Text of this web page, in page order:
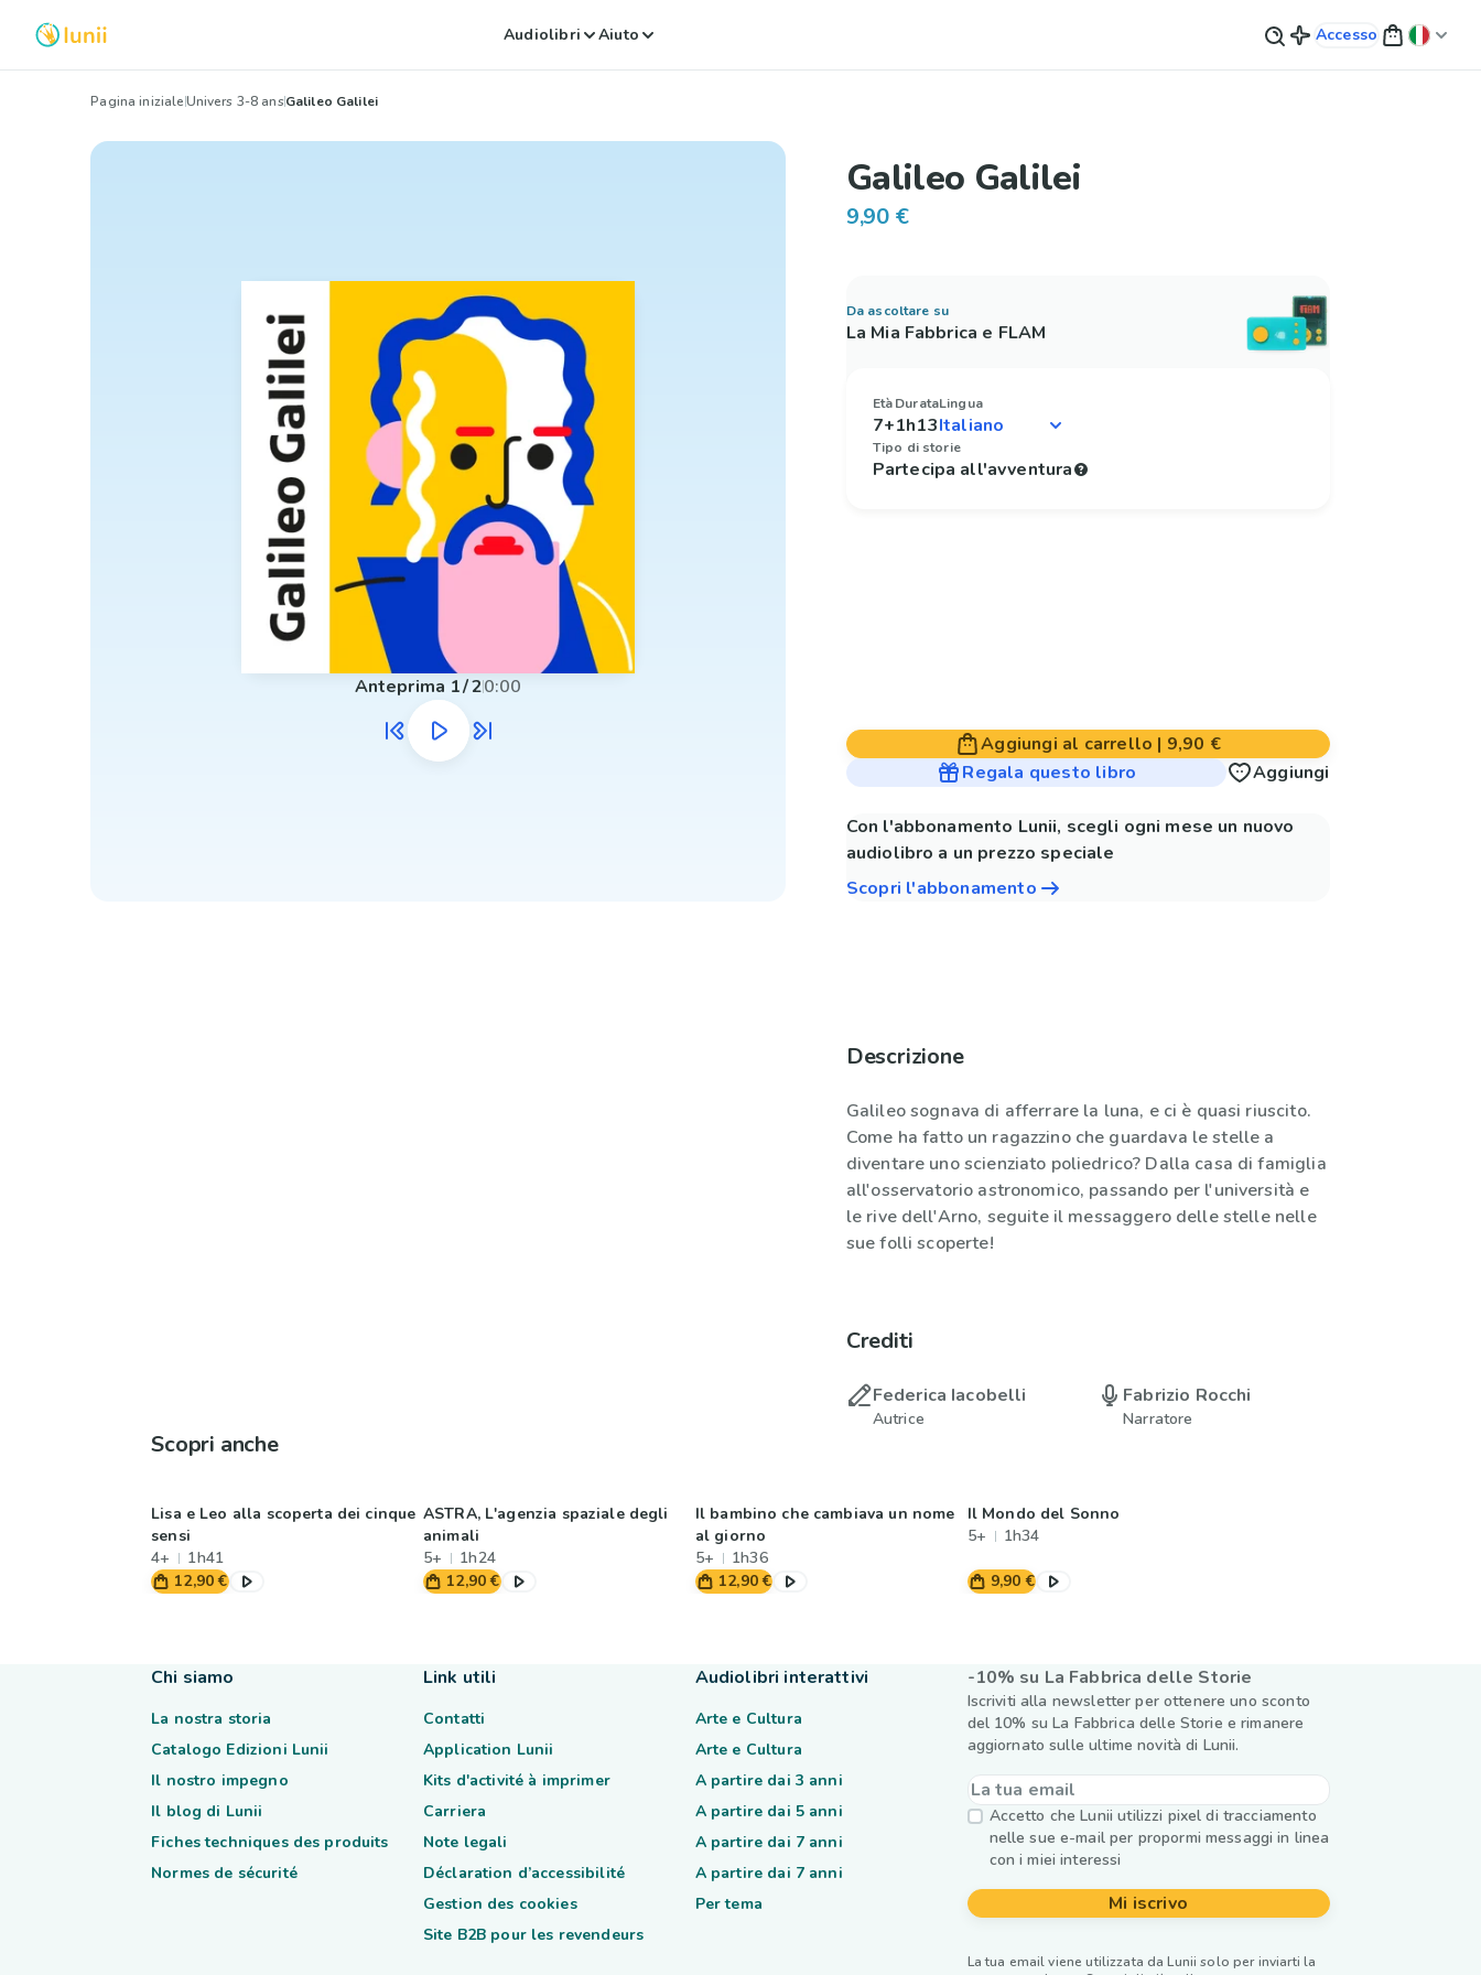
Audiolibri Aiuto Accesso
Pagina inizialeUnivers 3-8 ansGalileo Galilei
Anteprima 1/20:00
Galileo Galilei
9,90 €
Da ascoltare su
La Mia Fabbrica e FLAM
Età
7+
Durata
1h13
Lingua
Tipo di storie
Partecipa all'avventura
Aggiungi al carrello | 9,90 €
Regala questo libro
Aggiungi
Con l'abbonamento Lunii, scegli ogni mese un nuovo
audiolibro a un prezzo speciale
Scopri l'abbonamento
Descrizione
Galileo sognava di afferrare la luna, e ci è quasi riuscito.
Come ha fatto un ragazzino che guardava le stelle a
diventare uno scienziato poliedrico? Dalla casa di famiglia
all'osservatorio astronomico, passando per l'università e
le rive dell'Arno, seguite il messaggero delle stelle nelle
sue folli scoperte!
Crediti
Federica Iacobelli
Autrice
Fabrizio Rocchi
Narratore
Scopri anche
Lisa e Leo alla scoperta dei cinque
sensi
4+
1h41
12,90 €
ASTRA, L'agenzia spaziale degli
animali
5+
1h24
12,90 €
Il bambino che cambiava un nome
al giorno
5+
1h36
12,90 €
Il Mondo del Sonno
5+
1h34
9,90 €
-10% su La Fabbrica delle Storie
Iscriviti alla newsletter per ottenere uno sconto
del 10% su La Fabbrica delle Storie e rimanere
aggiornato sulle ultime novità di Lunii.
Accetto che Lunii utilizzi pixel di tracciamento
nelle sue e-mail per propormi messaggi in linea
con i miei interessi
Mi iscrivo
La tua email viene utilizzata da Lunii solo per inviarti la
Chi siamo
La nostra storia
Catalogo Edizioni Lunii
Il nostro impegno
Il blog di Lunii
Fiches techniques des produits
Normes de sécurité
Link utili
Contatti
Application Lunii
Kits d'activité à imprimer
Carriera
Note legali
Déclaration d’accessibilité
Gestion des cookies
Site B2B pour les revendeurs
Audiolibri interattivi
Arte e Cultura
Arte e Cultura
A partire dai 3 anni
A partire dai 5 anni
A partire dai 7 anni
A partire dai 7 anni
Per tema